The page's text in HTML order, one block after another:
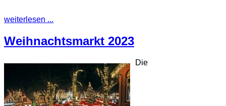
weiterlesen ...
Weihnachtsmarkt 2023
Die